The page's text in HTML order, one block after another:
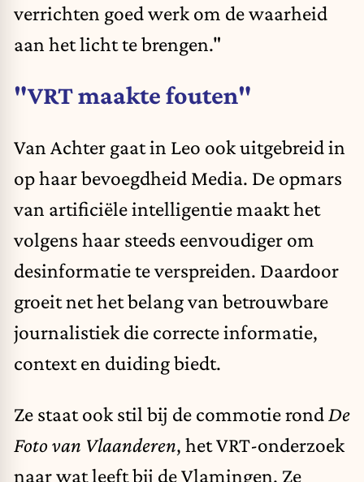
verrichten goed werk om de waarheid
aan het licht te brengen."
"VRT maakte fouten"
Van Achter gaat in Leo ook uitgebreid in
op haar bevoegdheid Media. De opmars
van artificiële intelligentie maakt het
volgens haar steeds eenvoudiger om
desinformatie te verspreiden. Daardoor
groeit net het belang van betrouwbare
journalistiek die correcte informatie,
context en duiding biedt.
Ze staat ook stil bij de commotie rond De
Foto van Vlaanderen, het VRT-onderzoek
naar wat leeft bij de Vlamingen. Ze